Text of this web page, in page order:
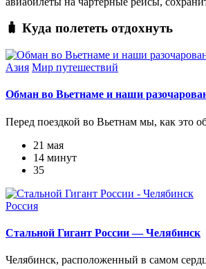
🧳 Куда полететь отдохнуть
Азия Мир путешествий
Обман во Вьетнаме и наши
Перед поездкой во Вьетнам мы, как это
21 мая
14 минут
35
Россия
Стальной Гигант России — Челябинск
Челябинск, расположенный в самом